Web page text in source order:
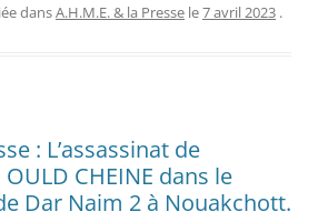
dansA.H.M.E. & la Presse le7 avril 2023 .
: L’assassinat de
CHEINE dans le
Dar Naim 2 à Nouakchott.